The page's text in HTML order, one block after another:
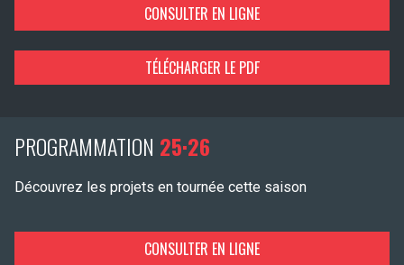
CONSULTER EN LIGNE
TÉLÉCHARGER LE PDF
PROGRAMMATION 25·26
Découvrez les projets en tournée cette saison
CONSULTER EN LIGNE